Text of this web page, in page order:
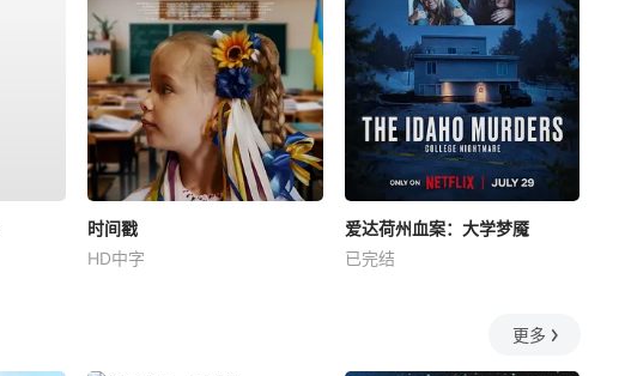
时间戳
HD中字
爱达荷州血案：大学梦魇
已完结
更多